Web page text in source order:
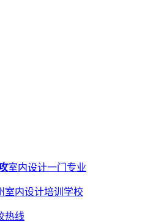
室内设计一门专业
室内设计培训学校
热线